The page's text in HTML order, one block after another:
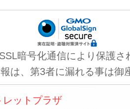
暗号化通信により保護さ
は、第3者に漏れる事は御
ットプラザ